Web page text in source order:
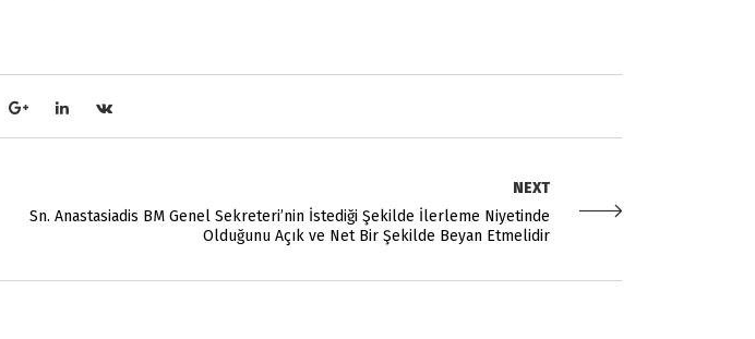
NEXT
Sn. Anastasiadis BM Genel Sekreteri’nin İstediği Şekilde İlerleme Niyetinde
Olduğunu Açık ve Net Bir Şekilde Beyan Etmelidir